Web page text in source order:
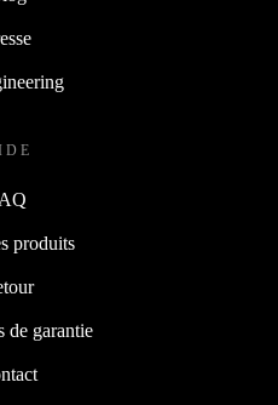
produits
de garantie